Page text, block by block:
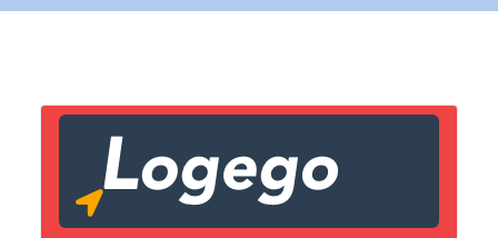
Lien vers inscription (sera inclus dans courriel)
Copier lien
X Fermer